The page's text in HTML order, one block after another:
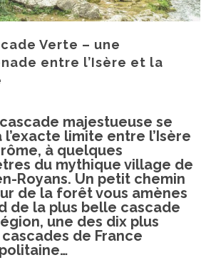
Verte – une
entre l’Isère et la
majestueuse se
l’exacte limite entre l’Isère
à quelques
du mythique village de
Royans. Un petit chemin
de la forêt vous amènes
de la plus belle cascade
une des dix plus
de France